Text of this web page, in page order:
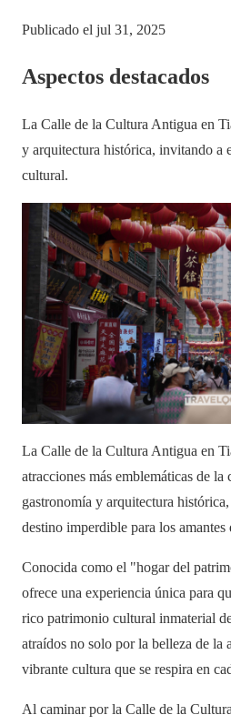
Publicado el jul 31, 2025
Aspectos destacados
La Calle de la Cultura Antigua en
y arquitectura histórica, invitando a
cultural.
La Calle de la Cultura Antigua en
atracciones más emblemáticas de
gastronomía y arquitectura
destino imperdible para los
Conocida como el "hogar del
ofrece una experiencia única para
rico patrimonio cultural inmaterial
atraídos no solo por la belleza de la
vibrante cultura que se respira en
Al caminar por la Calle de la